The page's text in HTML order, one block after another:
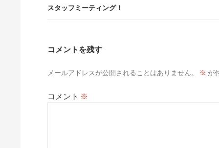
ビ
ゲ
ョ
ン
スタッフミーティング！
コメントを残す
メールアドレスが公開されることはありません。 ※ が
コメント ※